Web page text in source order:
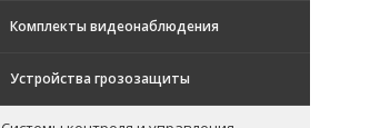
Комплекты видеонаблюдения
Устройства грозозащиты